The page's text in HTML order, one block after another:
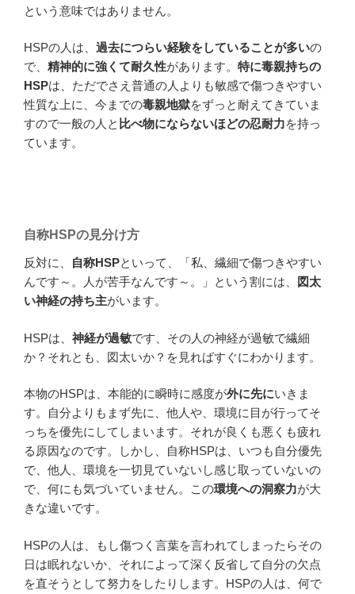
という意味ではありません。
HSPの人は、 過去につらい経験をしていることが多いの
で、 精神的に強くて耐久性があります。 特に毒親持ちの
HSPは、ただでさえ普通の人よりも敏感で傷つきやすい
性質な上に、今までの毒親地獄をずっと耐えてきていま
すので一般の人と 比べ物にならないほどの忍耐力を持っ
ています。
自称HSPの見分け方
反対に、 自称HSPといって、「私、繊細で傷つきやすい
んです～。人が苦手なんです～。」という割には、
図太
い神経の持ち主がいます。
HSPは、 神経が過敏です、その人の神経が過敏で繊細
か？それとも、図太いか？を見ればすぐにわかります。
本物のHSPは、本能的に瞬時に感度が外に先にいきま
す。自分よりもまず先に、他人や、環境に目が行ってそ
っちを優先にしてしまいます。それが良くも悪くも疲れ
る原因なのです。しかし、自称HSPは、いつも自分優先
で、他人、環境を一切見ていないし感じ取っていないの
で、何にも気づいていません。この環境への洞察力が大
きな違いです。
HSPの人は、もし傷つく言葉を言われてしまったらその
日は眠れないか、それによって深く反省して自分の欠点
を直そうとして努力をしたりします。HSPの人は、何で